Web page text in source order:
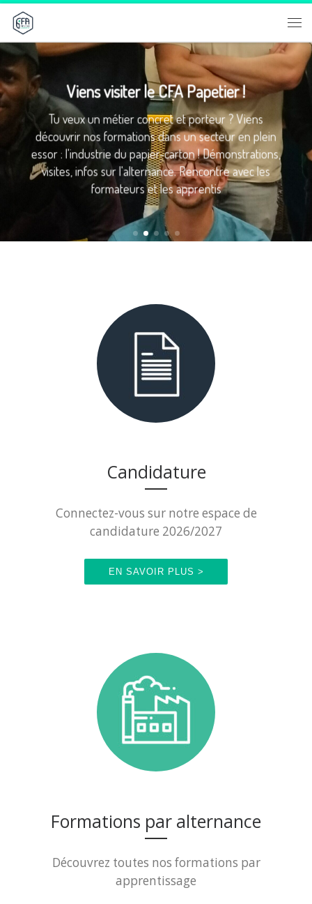
Passer au contenu
Viens visiter le CFA Papetier !
Tu veux un métier concret et porteur ? Viens
découvrir nos formations dans un secteur en plein
essor : l'industrie du papier-carton ! Démonstrations,
visites, infos sur l'alternance. Rencontre avec les
formateurs et les apprentis
Candidature
Connectez-vous sur notre espace de
candidature 2026/2027
EN SAVOIR PLUS >
Formations par alternance
Découvrez toutes nos formations par
apprentissage